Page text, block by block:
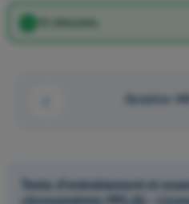
10 minutes.
Question
Tests d'entraînement et